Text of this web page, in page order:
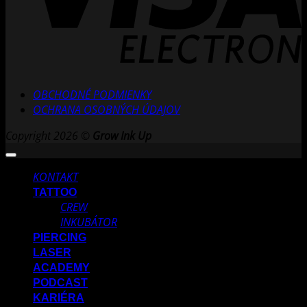
OBCHODNÉ PODMIENKY
OCHRANA OSOBNÝCH ÚDAJOV
Copyright 2026 © Grow Ink Up
KONTAKT
TATTOO
CREW
INKUBÁTOR
PIERCING
LASER
ACADEMY
PODCAST
KARIÉRA